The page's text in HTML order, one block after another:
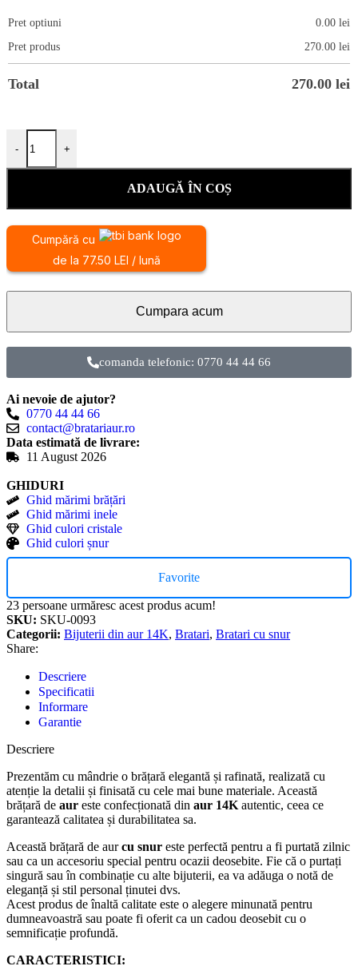
Pret optiuni 0.00 lei
Pret produs
270.00 lei
Total 270.00 lei
- +
ADAUGĂ ÎN COȘ
Cumpără cu
de la 77.50 LEI / lună
Cumpara acum
comanda telefonic: 0770 44 44 66
Ai nevoie de ajutor?
0770 44 44 66
contact@bratariaur.ro
Data estimată de livrare:
11 August 2026
GHIDURI
Ghid mărimi brățări
Ghid mărimi inele
Ghid culori cristale
Ghid culori șnur
Favorite
23 persoane urmăresc acest produs acum!
SKU: SKU-0093
Categorii: Bijuterii din aur 14K, Bratari, Bratari cu snur
Share:
Descriere
Specificatii
Informare
Garantie
Descriere
Prezentăm cu mândrie o brățară elegantă și rafinată, realizată cu
atenție la detalii și finisată cu cele mai bune materiale. Această
brățară de aur este confecționată din aur 14K autentic, ceea ce
garantează calitatea și durabilitatea sa.
Această brățară de aurcu snur este perfectă pentru a fi purtată zilnic
sau ca un accesoriu special pentru ocazii deosebite. Fie că o purtați
singură sau în combinație cu alte bijuterii, ea va adăuga o notă de
eleganță și stil personal ținutei dvs.
Acest produs de înaltă calitate este o alegere minunată pentru
dumneavoastră sau poate fi oferit ca un cadou deosebit cu o
semnificație profundă.
CARACTERISTICI: